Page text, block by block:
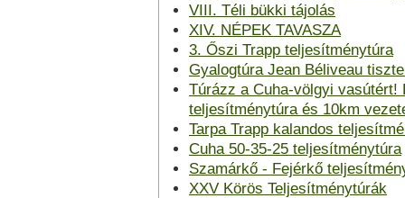
VIII. Téli bükki tájolás
XIV. NÉPEK TAVASZA
3. Őszi Trapp teljesítménytúra
Gyalogtúra Jean Béliveau
Túrázz a Cuha-völgyi vasútért!
teljesítménytúra és 10km
Tarpa Trapp kalandos
Cuha 50-35-25 teljesítménytúra
Szamárkő - Fejérkő
XXV Körös Teljesítménytúrák